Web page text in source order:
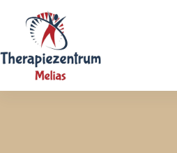
springen